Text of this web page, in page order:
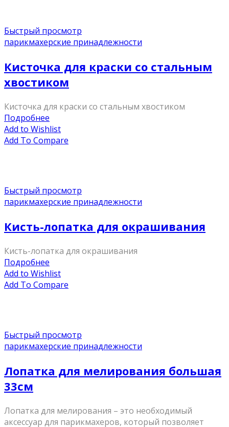
Быстрый просмотр
парикмахерские принадлежности
Кисточка для краски со стальным
хвостиком
Кисточка для краски со стальным хвостиком
Подробнее
Add to Wishlist
Add To Compare
Быстрый просмотр
парикмахерские принадлежности
Кисть-лопатка для окрашивания
Кисть-лопатка для окрашивания
Подробнее
Add to Wishlist
Add To Compare
Быстрый просмотр
парикмахерские принадлежности
Лопатка для мелирования большая
33см
Лопатка для мелирования – это необходимый
аксессуар для парикмахеров, который позволяет